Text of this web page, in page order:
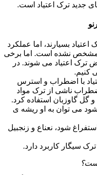
جدید ترک اعتیاد است.
بسیارند، اما عملکرد
مشخص نشده است. اما برخی
ترک اعتیاد می شوند. در
کنیم.
با اضطراب و استرس
ناشی از ترک مواد
گاوزبان استفاده کرد.
می توان به او ریشه ی
شود، نعناع و زنجبیل
سیگار کاربرد دارد.